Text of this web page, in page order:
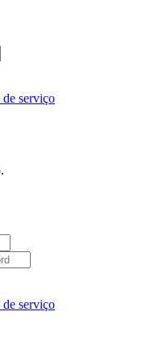
serviço
serviço